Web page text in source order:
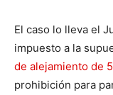
El caso lo lleva el
impuesto a la
de alejamiento de
prohibición para